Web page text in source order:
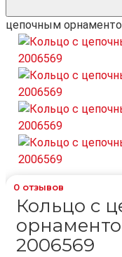
цепочным
0 отзывов
Кольцо с
2006569